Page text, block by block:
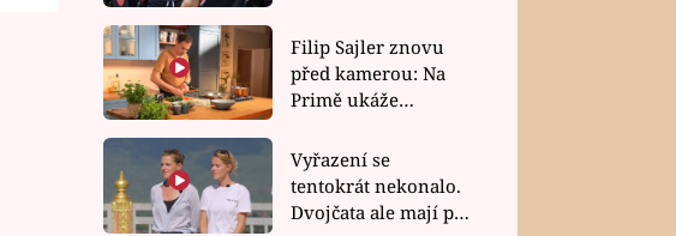
Filip Sajler znovu
před kamerou: Na
Primě ukáže
rychlé recepty
Vyřazení se
tentokrát nekonalo.
Dvojčata ale mají po